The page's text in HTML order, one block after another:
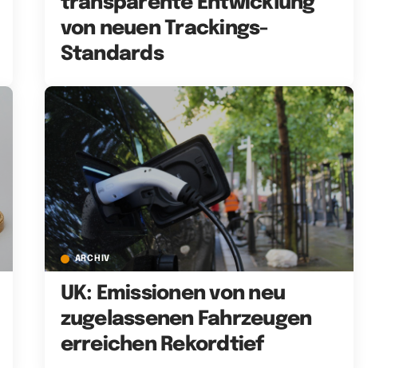
von neuen Trackings-
Standards
ARCHIV
UK: Emissionen von neu
zugelassenen Fahrzeugen
erreichen Rekordtief